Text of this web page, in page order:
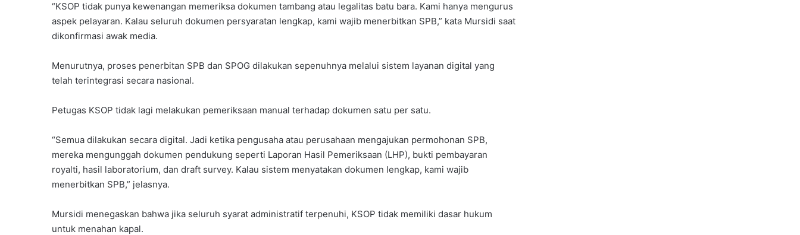
“KSOP tidak punya kewenangan memeriksa dokumen tambang atau legalitas batu bara. Kami hanya mengurus
aspek pelayaran. Kalau seluruh dokumen persyaratan lengkap, kami wajib menerbitkan SPB,” kata Mursidi saat
dikonfirmasi awak media.
Menurutnya, proses penerbitan SPB dan SPOG dilakukan sepenuhnya melalui sistem layanan digital yang
telah terintegrasi secara nasional.
Petugas KSOP tidak lagi melakukan pemeriksaan manual terhadap dokumen satu per satu.
“Semua dilakukan secara digital. Jadi ketika pengusaha atau perusahaan mengajukan permohonan SPB,
mereka mengunggah dokumen pendukung seperti Laporan Hasil Pemeriksaan (LHP), bukti pembayaran
royalti, hasil laboratorium, dan draft survey. Kalau sistem menyatakan dokumen lengkap, kami wajib
menerbitkan SPB,” jelasnya.
Mursidi menegaskan bahwa jika seluruh syarat administratif terpenuhi, KSOP tidak memiliki dasar hukum
untuk menahan kapal.